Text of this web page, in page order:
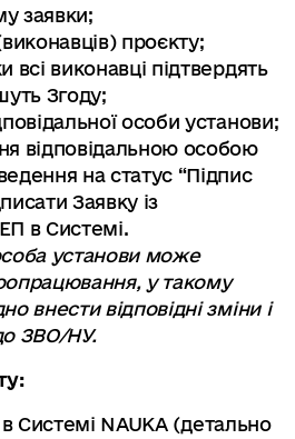
заявки;
проєкту;
всі виконавці підтвердять
Згоду;
особи установи;
відповідальною особою
на статус “Підпис
Заявку із
в Системі.
установи може
у такому
внести відповідні зміни і
ЗВО/НУ.
Системі NAUKA (детально